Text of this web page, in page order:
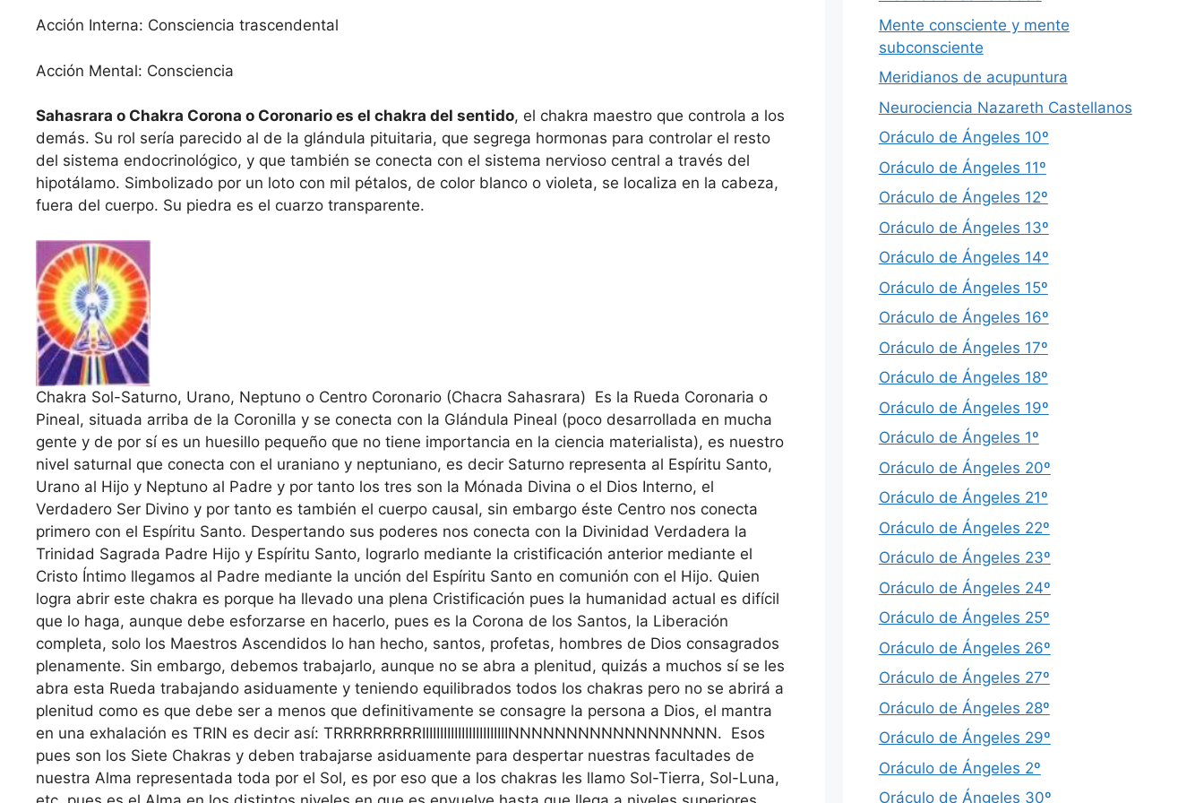
Acción Interna: Consciencia trascendental
Acción Mental: Consciencia
Sahasrara o Chakra Corona o Coronario es el chakra del sentido, el chakra maestro que controla a los
demás. Su rol sería parecido al de la glándula pituitaria, que segrega hormonas para controlar el resto
del sistema endocrinológico, y que también se conecta con el sistema nervioso central a través del
hipotálamo. Simbolizado por un loto con mil pétalos, de color blanco o violeta, se localiza en la cabeza,
fuera del cuerpo. Su piedra es el cuarzo transparente.
Chakra Sol-Saturno, Urano, Neptuno o Centro Coronario (Chacra Sahasrara) Es la Rueda Coronaria o
Pineal, situada arriba de la Coronilla y se conecta con la Glándula Pineal (poco desarrollada en mucha
gente y de por sí es un huesillo pequeño que no tiene importancia en la ciencia materialista), es nuestro
nivel saturnal que conecta con el uraniano y neptuniano, es decir Saturno representa al Espíritu Santo,
Urano al Hijo y Neptuno al Padre y por tanto los tres son la Mónada Divina o el Dios Interno, el
Verdadero Ser Divino y por tanto es también el cuerpo causal, sin embargo éste Centro nos conecta
primero con el Espíritu Santo. Despertando sus poderes nos conecta con la Divinidad Verdadera la
Trinidad Sagrada Padre Hijo y Espíritu Santo, lograrlo mediante la cristificación anterior mediante el
Cristo Íntimo llegamos al Padre mediante la unción del Espíritu Santo en comunión con el Hijo. Quien
logra abrir este chakra es porque ha llevado una plena Cristificación pues la humanidad actual es difícil
que lo haga, aunque debe esforzarse en hacerlo, pues es la Corona de los Santos, la Liberación
completa, solo los Maestros Ascendidos lo han hecho, santos, profetas, hombres de Dios consagrados
plenamente. Sin embargo, debemos trabajarlo, aunque no se abra a plenitud, quizás a muchos sí se les
abra esta Rueda trabajando asiduamente y teniendo equilibrados todos los chakras pero no se abrirá a
plenitud como es que debe ser a menos que definitivamente se consagre la persona a Dios, el mantra
en una exhalación es TRIN es decir así: TRRRRRRRRRIIIIIIIIIIIIIIIIIIIIIIIINNNNNNNNNNNNNNNNNN. Esos
pues son los Siete Chakras y deben trabajarse asiduamente para despertar nuestras facultades de
nuestra Alma representada toda por el Sol, es por eso que a los chakras les llamo Sol-Tierra, Sol-Luna,
Mente consciente y mente
subconsciente
Meridianos de acupuntura
Neurociencia Nazareth Castellanos
Oráculo de Ángeles 10º
Oráculo de Ángeles 11º
Oráculo de Ángeles 12º
Oráculo de Ángeles 13º
Oráculo de Ángeles 14º
Oráculo de Ángeles 15º
Oráculo de Ángeles 16º
Oráculo de Ángeles 17º
Oráculo de Ángeles 18º
Oráculo de Ángeles 19º
Oráculo de Ángeles 1º
Oráculo de Ángeles 20º
Oráculo de Ángeles 21º
Oráculo de Ángeles 22º
Oráculo de Ángeles 23º
Oráculo de Ángeles 24º
Oráculo de Ángeles 25º
Oráculo de Ángeles 26º
Oráculo de Ángeles 27º
Oráculo de Ángeles 28º
Oráculo de Ángeles 29º
Oráculo de Ángeles 2º
Oráculo de Ángeles 30º